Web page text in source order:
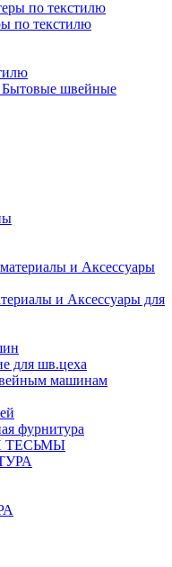
по текстилю
Бытовые швейные
и Аксессуары для
для шв.цеха
машинам
фурнитура
ТЕСЬМЫ